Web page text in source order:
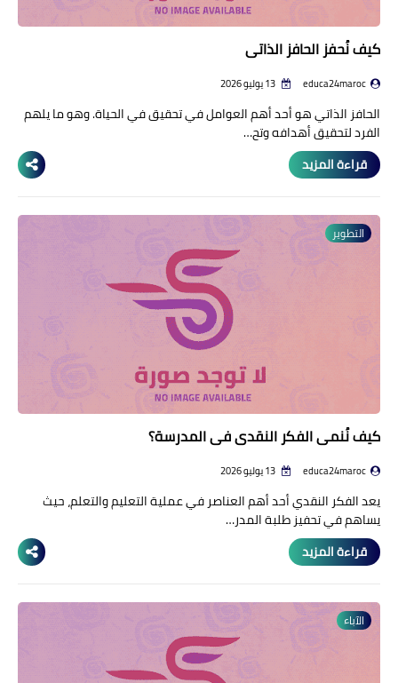
كيف نُحفز الحافز الذاتي
educa24maroc
الحافز الذاتي هو أحد أهم العوامل في تحقيق في الحياة. وهو ما يلهم
الفرد لتحقيق أهدافه وتح…
قراءة المزيد
التطوير
كيف نُنمي الفكر النقدي في المدرسة؟
educa24maroc
يعد الفكر النقدي أحد أهم العناصر في عملية التعليم والتعلم، حيث
يساهم في تحفيز طلبة المدر…
قراءة المزيد
الآباء